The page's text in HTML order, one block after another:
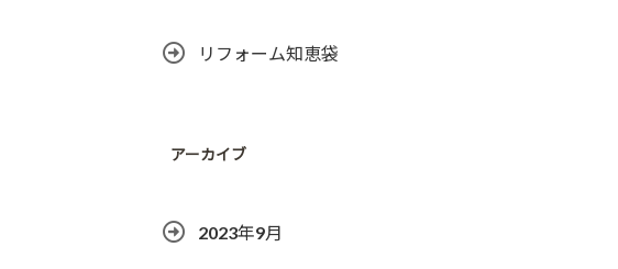
リフォーム知恵袋
アーカイブ
2023年9月